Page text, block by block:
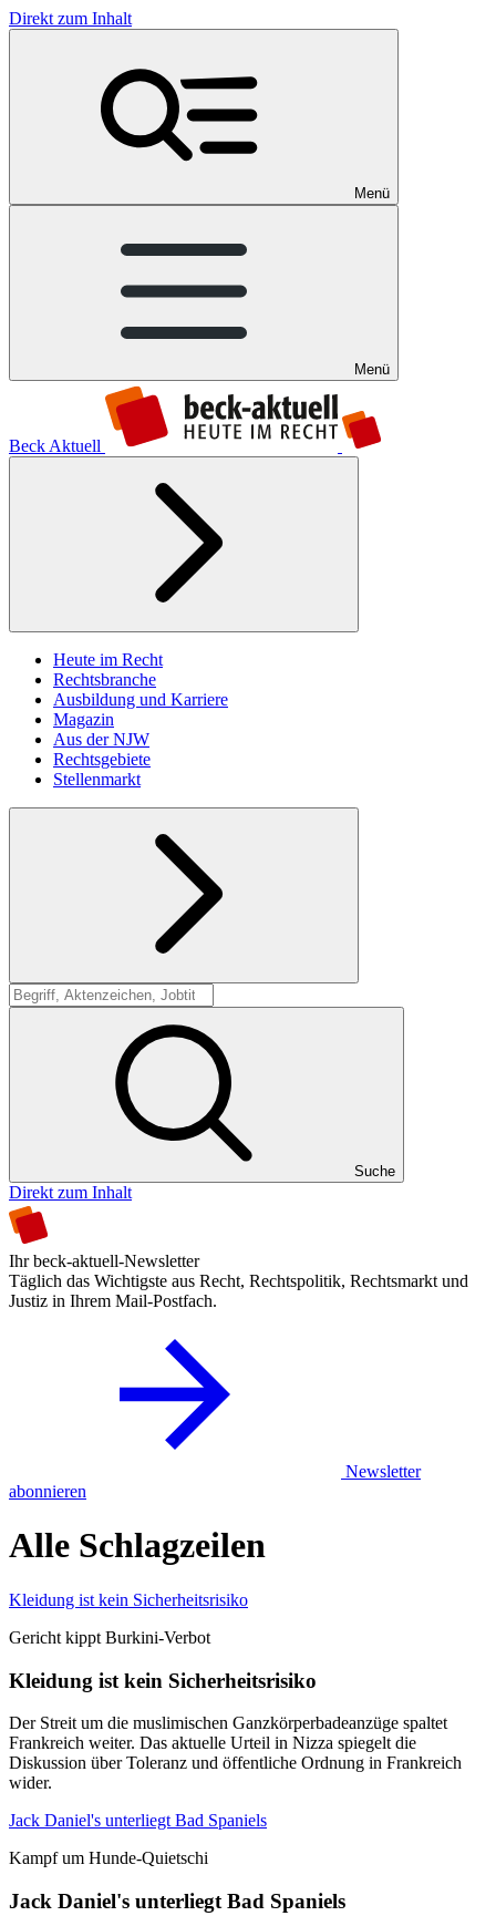
Direkt zum Inhalt
Menü
Menü
Beck Aktuell
Heute im Recht
Rechtsbranche
Ausbildung und Karriere
Magazin
Aus der NJW
Rechtsgebiete
Stellenmarkt
Suche
Suche
Direkt zum Inhalt
Ihr beck-aktuell-Newsletter
Täglich das Wichtigste aus Recht, Rechtspolitik, Rechtsmarkt und
Justiz in Ihrem Mail-Postfach.
Newsletter
abonnieren
Alle Schlagzeilen
Kleidung ist kein Sicherheitsrisiko
Gericht kippt Burkini-Verbot
Kleidung ist kein Sicherheitsrisiko
Der Streit um die muslimischen Ganzkörperbadeanzüge spaltet
Frankreich weiter. Das aktuelle Urteil in Nizza spiegelt die
Diskussion über Toleranz und öffentliche Ordnung in Frankreich
wider.
Jack Daniel's unterliegt Bad Spaniels
Kampf um Hunde-Quietschi
Jack Daniel's unterliegt Bad Spaniels